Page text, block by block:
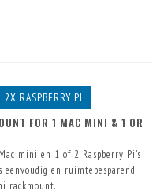
RASPBERRY PI
FOR 1 MAC MINI & 1 OR
mini en 1 of 2 Raspberry Pi's
en ruimtebesparend
rackmount.